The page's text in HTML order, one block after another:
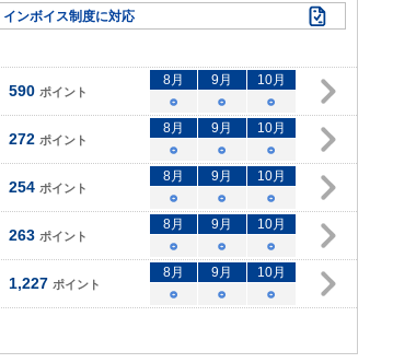
インボイス制度に対応
590 ポイント
8月 9月 10月
○
○ ○
272 ポイント
8月 9月 10月
○
○ ○
254 ポイント
8月 9月 10月
○
○ ○
263 ポイント
8月 9月 10月
○
○ ○
1,227 ポイント
8月 9月 10月
○
○ ○